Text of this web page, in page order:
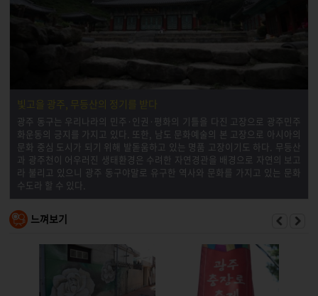
빛고을 광주, 무등산의 정기를 받다
광주 동구는 우리나라의 민주·인권·평화의 기틀을 다진 고장으로 광주민주
화운동의 긍지를 가지고 있다. 또한, 남도 문화예술의 본 고장으로 아시아의
문화 중심 도시가 되기 위해 발돋움하고 있는 명품 고장이기도 하다. 무등산
과 광주천이 어우러진 생태환경은 수려한 자연경관을 배경으로 자연의 보고
라 불리고 있으니 광주 동구야말로 유구한 역사와 문화를 가지고 있는 문화
수도라 할 수 있다.
느껴보기